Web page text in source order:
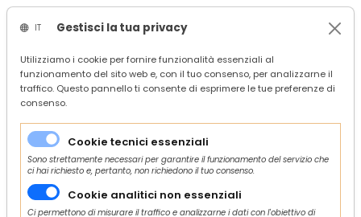
/ Confindustria Servizi
/ Servizi
/ Finanza agevolata
Avviso ISI 2024 - Contributi alle imprese in materia di salute e sicurezza nei luoghi di lavoro - Scadenza: ore 18:00 del 30 maggio 2025
GIOVEDÌ 17 APRILE 2025
IT Gestisci la tua privacy
Utilizziamo i cookie per fornire funzionalità essenziali al
funzionamento del sito web e, con il tuo consenso, per analizzarne il
traffico. Questo pannello ti consente di esprimere le tue preferenze di
consenso.
Cookie tecnici essenziali
Sono strettamente necessari per garantire il funzionamento del servizio che
ci hai richiesto e, pertanto, non richiedono il tuo consenso.
Cookie analitici non essenziali
Ci permettono di misurare il traffico e analizzarne i dati con l'obiettivo di